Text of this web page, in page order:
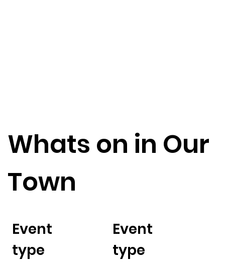
Whats on in Our
Town
Event
type
Event
type